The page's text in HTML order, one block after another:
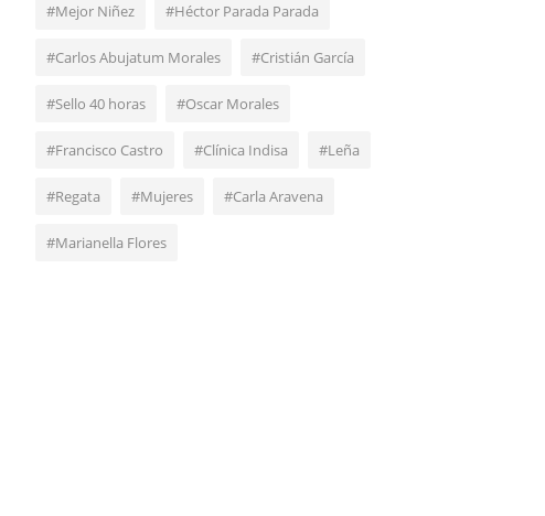
#Mejor Niñez #Héctor Parada Parada
#Carlos Abujatum Morales #Cristián García
#Sello 40 horas #Oscar Morales
#Francisco Castro #Clínica Indisa #Leña
#Regata #Mujeres #Carla Aravena
#Marianella Flores